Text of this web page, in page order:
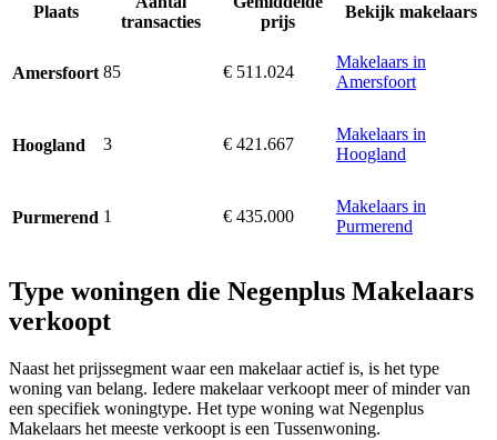
Plaats
transacties
prijs
Bekijk makelaars
Amersfoort 85 € 511.024
Makelaars in
Amersfoort
Hoogland 3 € 421.667
Makelaars in
Hoogland
Purmerend 1 € 435.000
Makelaars in
Purmerend
Type woningen die Negenplus Makelaars
verkoopt
Naast het prijssegment waar een makelaar actief is, is het type
woning van belang. Iedere makelaar verkoopt meer of minder van
een specifiek woningtype. Het type woning wat Negenplus
Makelaars het meeste verkoopt is een Tussenwoning.